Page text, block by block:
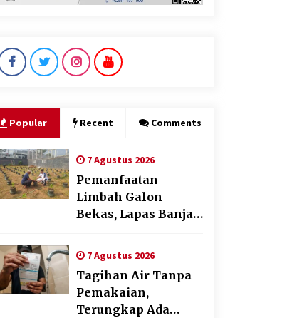
Industri
Jokowi Tetap Disambut
Masih Dirasakan Masyarakat
Popular Recent Comments
7 Agustus 2026
Pemanfaatan
Limbah Galon
Bekas, Lapas Banjar
Cabai Dukung
Program Ketahanan
Pangan
7 Agustus 2026
Tagihan Air Tanpa
Pemakaian,
Terungkap Ada